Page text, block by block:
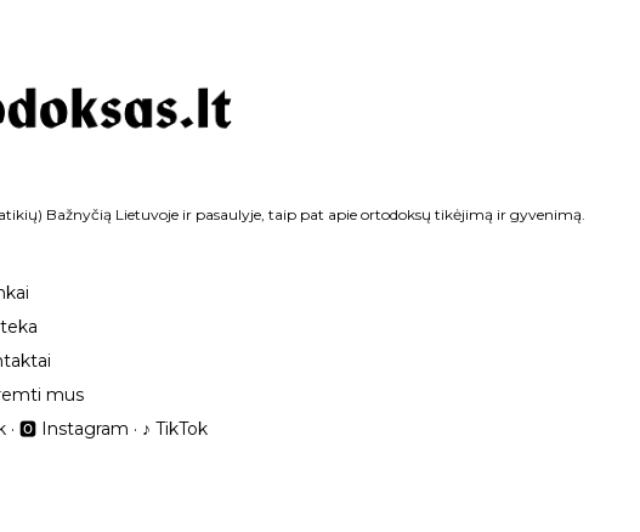
Bažnyčią Lietuvoje ir pasaulyje, taip pat apie ortodoksų tikėjimą ir gyvenimą.
mus
🅾 Instagram ‎♪ TikTok